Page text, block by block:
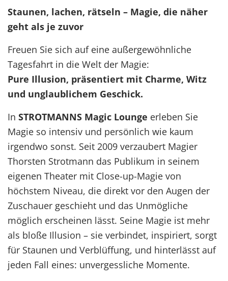
Staunen, lachen, rätseln – Magie, die näher
geht als je zuvor
Freuen Sie sich auf eine außergewöhnliche
Tagesfahrt in die Welt der Magie:
Pure Illusion, präsentiert mit Charme, Witz
und unglaublichem Geschick.
In STROTMANNS Magic Lounge erleben Sie
Magie so intensiv und persönlich wie kaum
irgendwo sonst. Seit 2009 verzaubert Magier
Thorsten Strotmann das Publikum in seinem
eigenen Theater mit Close-up-Magie von
höchstem Niveau, die direkt vor den Augen der
Zuschauer geschieht und das Unmögliche
möglich erscheinen lässt. Seine Magie ist mehr
als bloße Illusion – sie verbindet, inspiriert, sorgt
für Staunen und Verblüffung, und hinterlässt auf
jeden Fall eines: unvergessliche Momente.